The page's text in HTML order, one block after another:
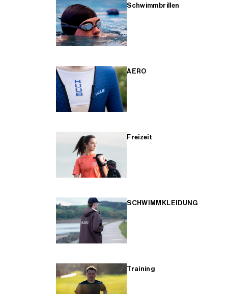
Schwimmbrillen
AERO
Freizeit
SCHWIMMKLEIDUNG
Training